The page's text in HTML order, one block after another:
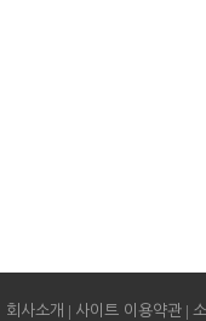
회사소개 | 사이트 이용약관 |